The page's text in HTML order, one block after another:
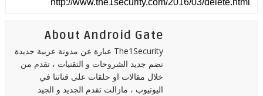
About Android Gate
The1Security عبارة عن مدونة عربية جديدة
تضم جديد الشروحات و التقنيات ، تقدم من
خلال مقالات او حلقات على قناتنا في
اليوتيوب ، مازالت تقدم الجديد و الجيد